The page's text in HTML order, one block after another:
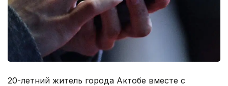
20-летний житель города Актобе вместе с